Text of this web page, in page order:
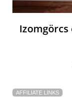
AFFILIATE LINKS